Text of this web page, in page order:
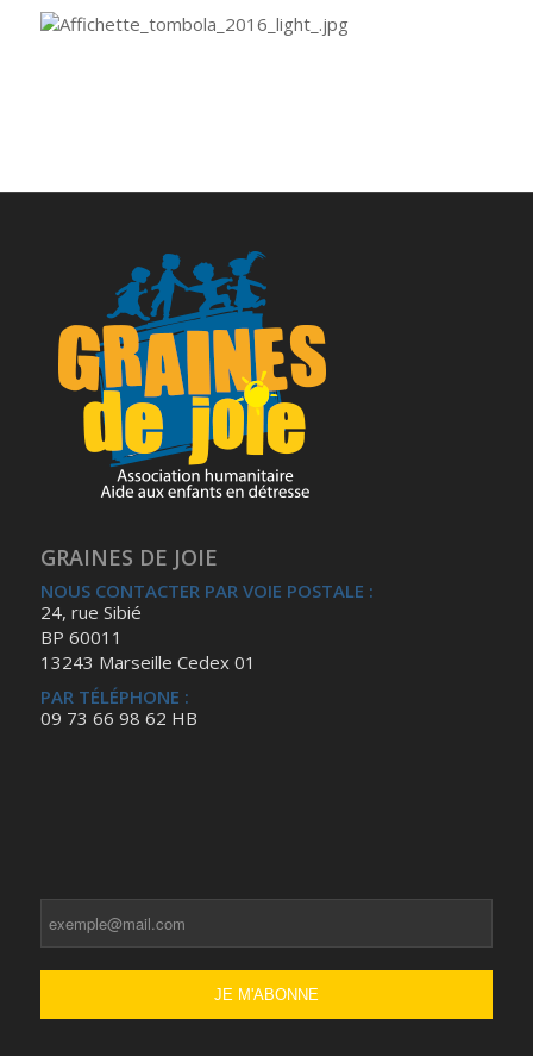
GRAINES DE JOIE
NOUS CONTACTER PAR VOIE POSTALE :
24, rue Sibié
BP 60011
13243 Marseille Cedex 01
PAR TÉLÉPHONE :
09 73 66 98 62 HB